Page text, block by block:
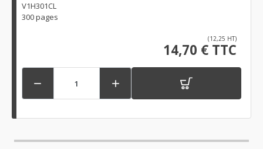
V1H301CL
300 pages
(12,25 HT)
14,70 € TTC
 